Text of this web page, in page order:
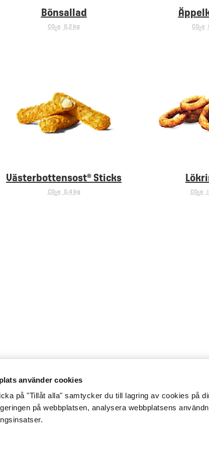
använder cookies
på "Tillåt alla" samtycker du till lagring av cookies på
på webbplatsen, analysera webbplatsens
Bönsallad
CO2e 0,2 kg CO2e
Västerbottensost® Sticks
CO2e 0,4 kg CO2e
Tillgänglighet